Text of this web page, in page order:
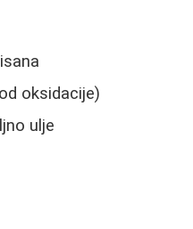
oksidacije)
ulje